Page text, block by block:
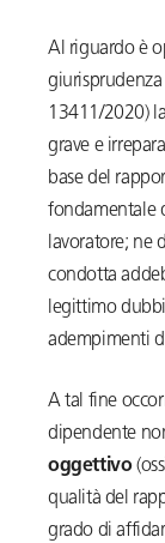
Al riguardo è
giurisprudenza
13411/2020)
grave e
base del
fondamentale
lavoratore; ne
condotta
legittimo
adempimenti
A tal fine
dipendente
oggettivo
qualità del
grado di